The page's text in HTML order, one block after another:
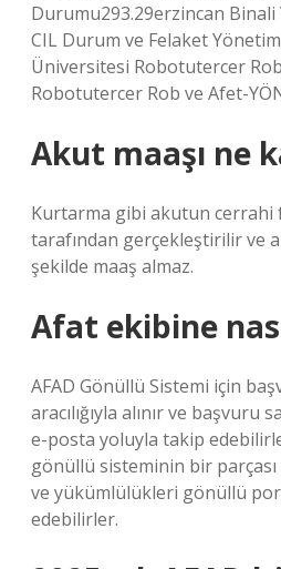
Durumu293.29erzincan Binali
CIL Durum ve Felaket
Üniversitesi Robotutercer
Robotutercer Rob ve Afet-
Akut maaşı ne
Kurtarma gibi akutun
tarafından gerçekleştirilir ve
şekilde maaş almaz.
Afat ekibine
AFAD Gönüllü Sistemi için
aracılığıyla alınır ve başvuru
e-posta yoluyla takip
gönüllü sisteminin bir
ve yükümlülükleri gönüllü
edebilirler.